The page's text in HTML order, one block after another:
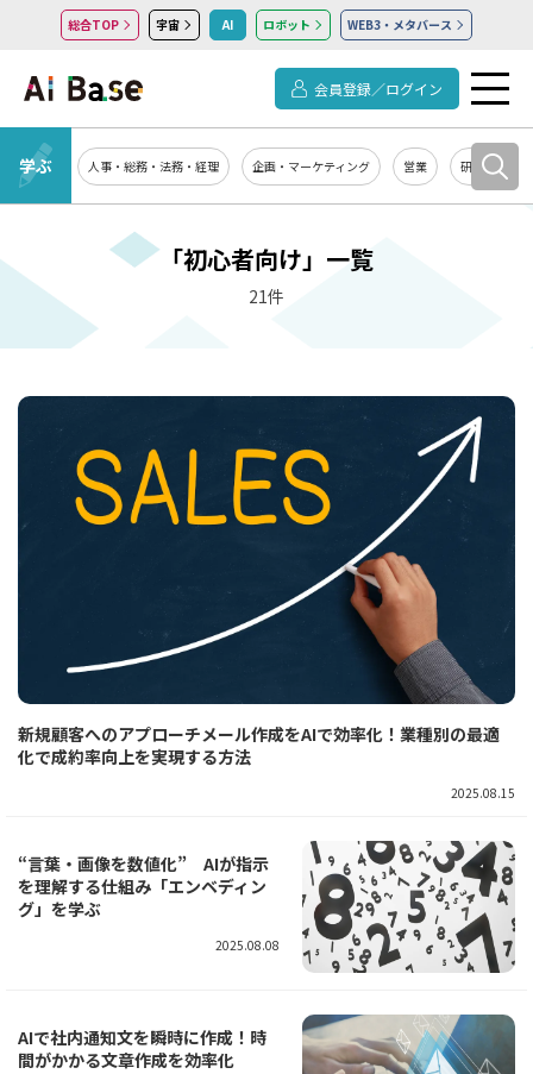
総合TOP 宇宙 AI ロボット WEB3・メタバース
会員登録／ログイン
学ぶ 人事・総務・法務・経理 企画・マーケティング 営業 研究開発
「初心者向け」一覧
21件
新規顧客へのアプローチメール作成をAIで効率化！業種別の最適
化で成約率向上を実現する方法
2025.08.15
“言葉・画像を数値化” AIが指示
を理解する仕組み「エンベディン
グ」を学ぶ
2025.08.08
AIで社内通知文を瞬時に作成！時
間がかかる文章作成を効率化